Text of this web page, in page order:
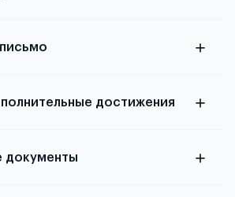
достижения
документы